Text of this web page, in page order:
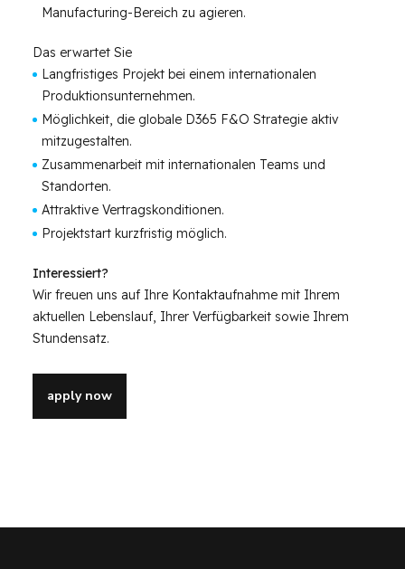
Manufacturing-Bereich zu agieren.
Das erwartet Sie
Langfristiges Projekt bei einem internationalen
Produktionsunternehmen.
Möglichkeit, die globale D365 F&O Strategie aktiv
mitzugestalten.
Zusammenarbeit mit internationalen Teams und
Standorten.
Attraktive Vertragskonditionen.
Projektstart kurzfristig möglich.
Interessiert?
Wir freuen uns auf Ihre Kontaktaufnahme mit Ihrem
aktuellen Lebenslauf, Ihrer Verfügbarkeit sowie Ihrem
Stundensatz.
apply now